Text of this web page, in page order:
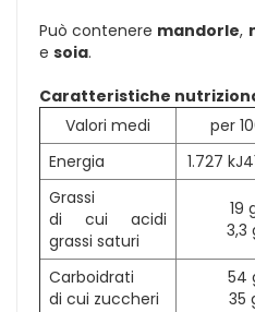
Può contenere mandorle,
e soia.
Caratteristiche
Valori medi
per
Energia
1.727
Grassi
di cui acidi
grassi saturi
19
3,3
Carboidrati
di cui zuccheri
54
35